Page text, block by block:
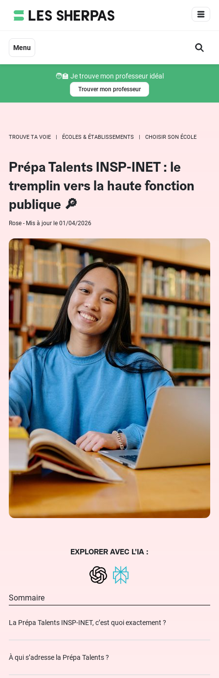
Menu
🧑‍🏫 Je trouve mon professeur idéal
Trouver mon professeur
TROUVE TA VOIE ÉCOLES & ÉTABLISSEMENTS CHOISIR SON ÉCOLE
Prépa Talents INSP-INET : le
tremplin vers la haute fonction
publique 🔎
Rose - Mis à jour le 01/04/2026
EXPLORER AVEC L'IA :
Sommaire
La Prépa Talents INSP-INET, c’est quoi exactement ?
À qui s’adresse la Prépa Talents ?